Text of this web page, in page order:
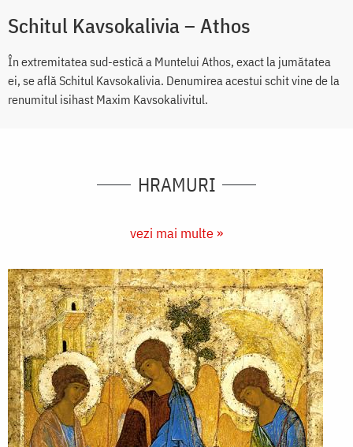
Schitul Kavsokalivia – Athos
În extremitatea sud-estică a Muntelui Athos, exact la jumătatea
ei, se află Schitul Kavsokalivia. Denumirea acestui schit vine de la
renumitul isihast Maxim Kavsokalivitul.
HRAMURI
vezi mai multe »